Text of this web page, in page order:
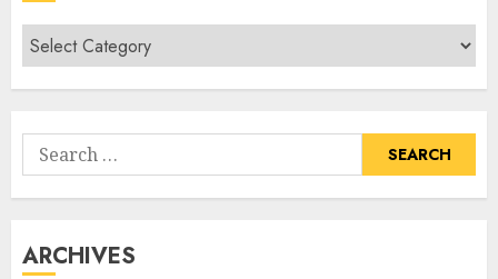
Cari
Senarai
Tumbuhan
Search
for:
ARCHIVES